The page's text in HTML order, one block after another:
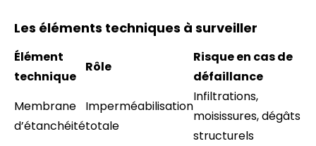
Les éléments techniques à surveiller
Élément
technique
Rôle
Risque en cas de
défaillance
Membrane
d’étanchéité
Imperméabilisation
totale
Infiltrations,
moisissures, dégâts
structurels